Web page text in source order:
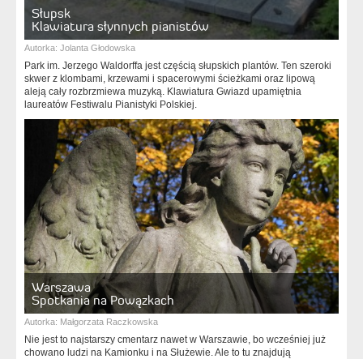
Słupsk
Klawiatura słynnych pianistów
Autorka: Jolanta Głodowska
Park im. Jerzego Waldorffa jest częścią słupskich plantów. Ten szeroki
skwer z klombami, krzewami i spacerowymi ścieżkami oraz lipową
aleją cały rozbrzmiewa muzyką. Klawiatura Gwiazd upamiętnia
laureatów Festiwalu Pianistyki Polskiej.
Warszawa
Spotkania na Powązkach
Autorka: Małgorzata Raczkowska
Nie jest to najstarszy cmentarz nawet w Warszawie, bo wcześniej już
chowano ludzi na Kamionku i na Służewie. Ale to tu znajdują